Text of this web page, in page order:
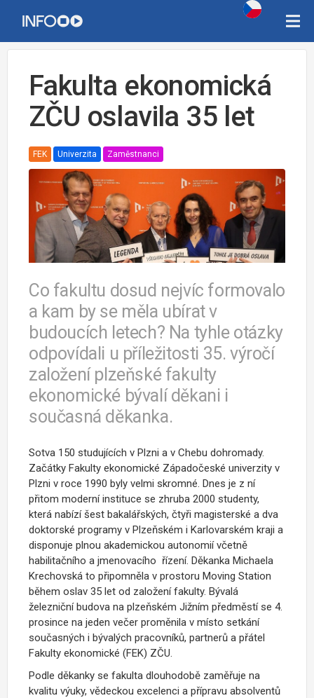
Fakulta ekonomická
ZČU oslavila 35 let
FEK Univerzita Zaměstnanci
Co fakultu dosud nejvíc formovalo
a kam by se měla ubírat v
budoucích letech? Na tyhle otázky
odpovídali u příležitosti 35. výročí
založení plzeňské fakulty
ekonomické bývalí děkani i
současná děkanka.
Sotva 150 studujících v Plzni a v Chebu dohromady.
Začátky Fakulty ekonomické Západočeské univerzity v
Plzni v roce 1990 byly velmi skromné. Dnes je z ní
přitom moderní instituce se zhruba 2000 studenty,
která nabízí šest bakalářských, čtyři magisterské a dva
doktorské programy v Plzeňském i Karlovarském kraji a
disponuje plnou akademickou autonomií včetně
habilitačního a jmenovacího řízení. Děkanka Michaela
Krechovská to připomněla v prostoru Moving Station
během oslav 35 let od založení fakulty. Bývalá
železniční budova na plzeňském Jižním předměstí se 4.
prosince na jeden večer proměnila v místo setkání
současných i bývalých pracovníků, partnerů a přátel
Fakulty ekonomické (FEK) ZČU.
Podle děkanky se fakulta dlouhodobě zaměřuje na
kvalitu výuky, vědeckou excelenci a přípravu absolventů